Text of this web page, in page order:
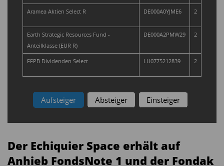
Aufsteiger Absteiger Einsteiger
Aramea Aktien Select R DE000A0YJME6 2
Earth Strategic Resources Fund -
Anteilklasse (EUR R)
DE000A2PMW29 2
FFPB Dividenden Select LU0775212839 2
Der Echiquier Space erhält auf
Anhieb FondsNote 1 und der Fondak